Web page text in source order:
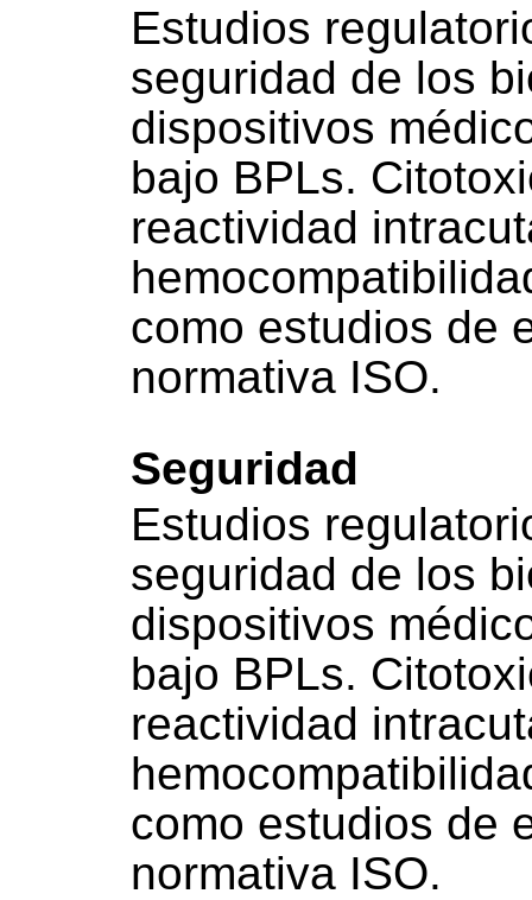
Estudios
seguridad de los
dispositivos
bajo BPLs.
reactividad
como estudios de
normativa ISO.
Seguridad
Estudios
seguridad de los
dispositivos
bajo BPLs.
reactividad
como estudios de
normativa ISO.